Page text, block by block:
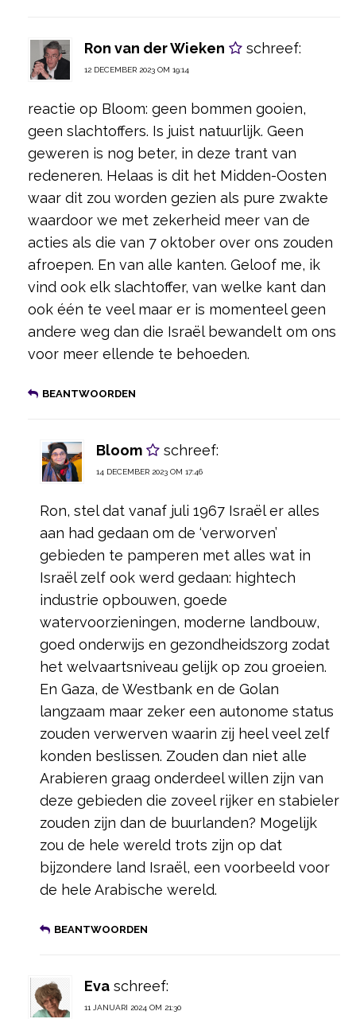
Ron van der Wieken schreef:
12 DECEMBER 2023 OM 19:14
reactie op Bloom: geen bommen gooien,
geen slachtoffers. Is juist natuurlijk. Geen
geweren is nog beter, in deze trant van
redeneren. Helaas is dit het Midden-Oosten
waar dit zou worden gezien als pure zwakte
waardoor we met zekerheid meer van de
acties als die van 7 oktober over ons zouden
afroepen. En van alle kanten. Geloof me, ik
vind ook elk slachtoffer, van welke kant dan
ook één te veel maar er is momenteel geen
andere weg dan die Israël bewandelt om ons
voor meer ellende te behoeden.
BEANTWOORDEN
Bloom schreef:
14 DECEMBER 2023 OM 17:46
Ron, stel dat vanaf juli 1967 Israël er alles
aan had gedaan om de ‘verworven’
gebieden te pamperen met alles wat in
Israël zelf ook werd gedaan: hightech
industrie opbouwen, goede
watervoorzieningen, moderne landbouw,
goed onderwijs en gezondheidszorg zodat
het welvaartsniveau gelijk op zou groeien.
En Gaza, de Westbank en de Golan
langzaam maar zeker een autonome status
zouden verwerven waarin zij heel veel zelf
konden beslissen. Zouden dan niet alle
Arabieren graag onderdeel willen zijn van
deze gebieden die zoveel rijker en stabieler
zouden zijn dan de buurlanden? Mogelijk
zou de hele wereld trots zijn op dat
bijzondere land Israël, een voorbeeld voor
de hele Arabische wereld.
BEANTWOORDEN
Eva schreef:
11 JANUARI 2024 OM 21:30